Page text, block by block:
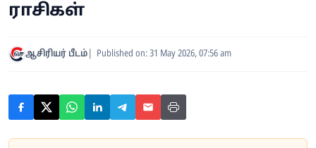
ராசிகள்
ஆசிரியர் பீடம் Published on: 31 May 2026, 07:56 am